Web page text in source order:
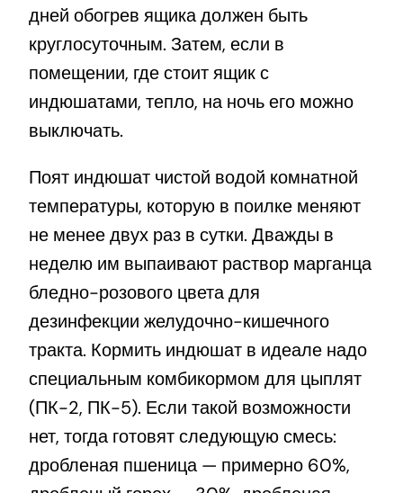
дней обогрев ящика должен быть
круглосуточным. Затем, если в
помещении, где стоит ящик с
индюшатами, тепло, на ночь его можно
выключать.
Поят индюшат чистой водой комнатной
температуры, которую в поилке меняют
не менее двух раз в сутки. Дважды в
неделю им выпаивают раствор марганца
бледно-розового цвета для
дезинфекции желудочно-кишечного
тракта. Кормить индюшат в идеале надо
специальным комбикормом для цыплят
(ПК-2, ПК-5). Если такой возможности
нет, тогда готовят следующую смесь:
дробленая пшеница — примерно 60%,